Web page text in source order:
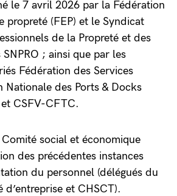
le 7 avril 2026 par la Fédération
propreté (FEP) et le Syndicat
de la Propreté et des
SNPRO ; ainsi que par les
Fédération des Services
Nationale des Ports & Docks
CSFV-CFTC.
social et économique
des précédentes instances
du personnel (délégués du
et CHSCT).